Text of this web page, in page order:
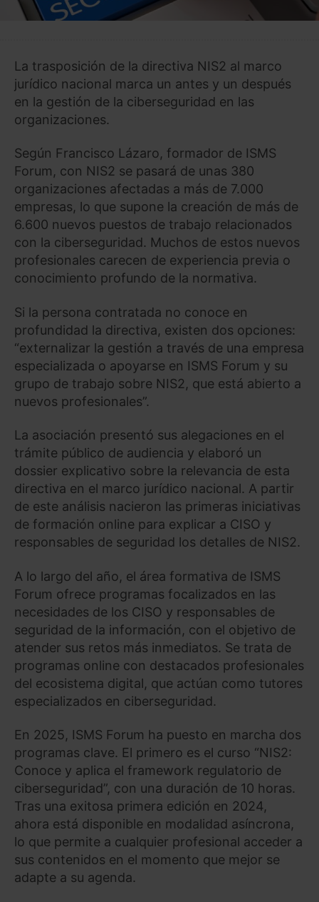
La trasposición de la directiva NIS2 al marco
jurídico nacional marca un antes y un después
en la gestión de la ciberseguridad en las
organizaciones.
Según Francisco Lázaro, formador de ISMS
Forum, con NIS2 se pasará de unas 380
organizaciones afectadas a más de 7.000
empresas, lo que supone la creación de más de
6.600 nuevos puestos de trabajo relacionados
con la ciberseguridad. Muchos de estos nuevos
profesionales carecen de experiencia previa o
conocimiento profundo de la normativa.
Si la persona contratada no conoce en
profundidad la directiva, existen dos opciones:
“externalizar la gestión a través de una empresa
especializada o apoyarse en ISMS Forum y su
grupo de trabajo sobre NIS2, que está abierto a
nuevos profesionales”.
La asociación presentó sus alegaciones en el
trámite público de audiencia y elaboró un
dossier explicativo sobre la relevancia de esta
directiva en el marco jurídico nacional. A partir
de este análisis nacieron las primeras iniciativas
de formación online para explicar a CISO y
responsables de seguridad los detalles de NIS2.
A lo largo del año, el área formativa de ISMS
Forum ofrece programas focalizados en las
necesidades de los CISO y responsables de
seguridad de la información, con el objetivo de
atender sus retos más inmediatos. Se trata de
programas online con destacados profesionales
del ecosistema digital, que actúan como tutores
especializados en ciberseguridad.
En 2025, ISMS Forum ha puesto en marcha dos
programas clave. El primero es el curso “NIS2:
Conoce y aplica el framework regulatorio de
ciberseguridad”, con una duración de 10 horas.
Tras una exitosa primera edición en 2024,
ahora está disponible en modalidad asíncrona,
lo que permite a cualquier profesional acceder a
sus contenidos en el momento que mejor se
adapte a su agenda.